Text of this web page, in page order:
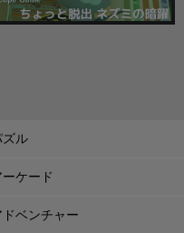
ズル
ーケード
ドベンチャー